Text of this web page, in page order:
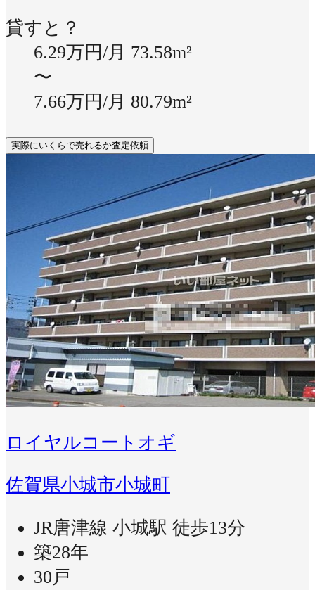
貸すと？
6.29万円/月 73.58m²
〜
7.66万円/月 80.79m²
実際にいくらで売れるか査定依頼
ロイヤルコートオギ
佐賀県小城市小城町
JR唐津線 小城駅 徒歩13分
築28年
30戸